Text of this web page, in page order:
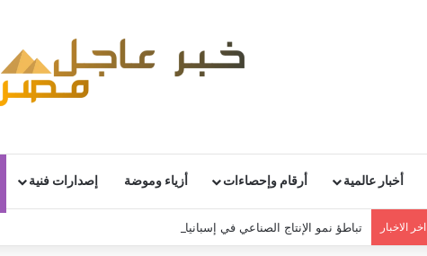
أخبار عالمية أرقام وإحصاءات أزياء وموضة إصدارات فنية
اخر الاخبار تباطؤ نمو الإنتاج الصناعي في إسبانيا خلال يونيو